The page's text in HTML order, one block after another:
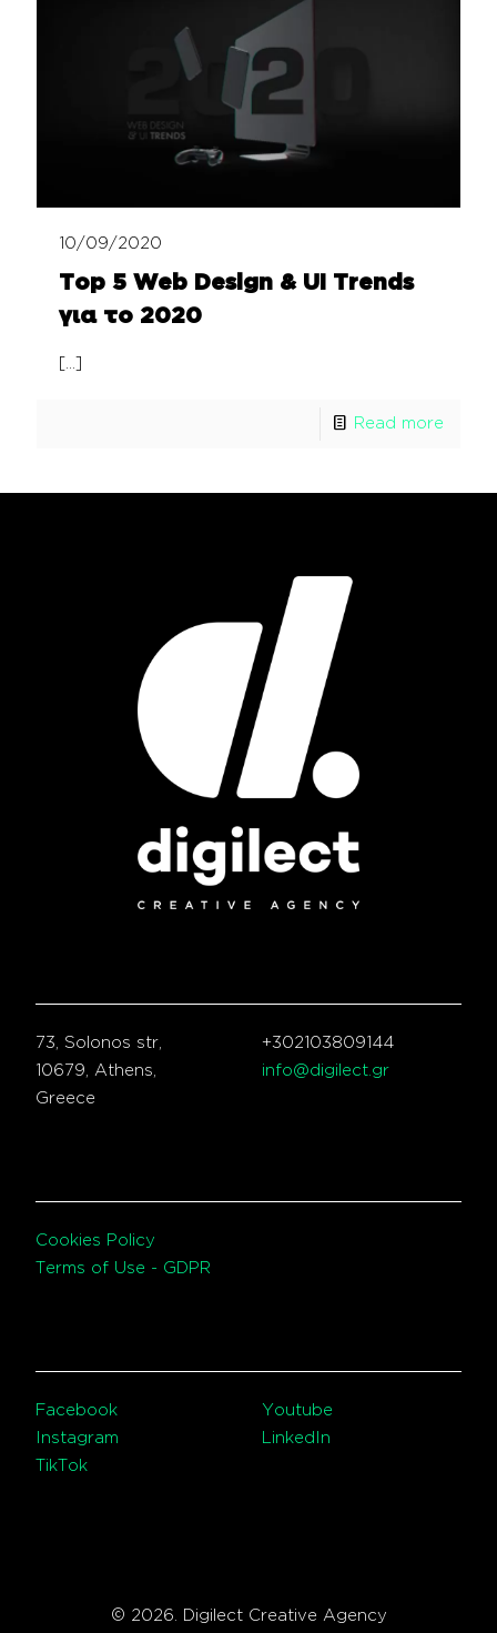
10/09/2020
Top 5 Web Design & UI Trends
για το 2020
[…]
Read more
73, Solonos str,
10679, Athens,
Greece
+302103809144
info@digilect.gr
Cookies Policy
Terms of Use - GDPR
Facebook
Instagram
TikTok
Youtube
LinkedIn
© 2026. Digilect Creative Agency